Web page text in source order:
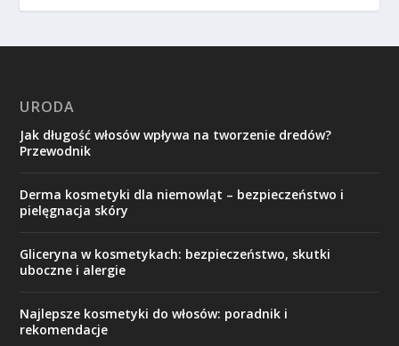
URODA
Jak długość włosów wpływa na tworzenie dredów?
Przewodnik
Derma kosmetyki dla niemowląt – bezpieczeństwo i
pielęgnacja skóry
Gliceryna w kosmetykach: bezpieczeństwo, skutki
uboczne i alergie
Najlepsze kosmetyki do włosów: poradnik i
rekomendacje